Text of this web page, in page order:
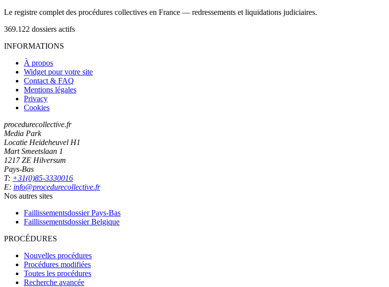
Le registre complet des procédures collectives en France — redressements et liquidations judiciaires.
369.122 dossiers actifs
INFORMATIONS
À propos
Widget pour votre site
Contact & FAQ
Mentions légales
Privacy
Cookies
procedurecollective.fr
Media Park
Locatie Heideheuvel H1
Mart Smeetslaan 1
1217 ZE Hilversum
Pays-Bas
T: +31(0)85-3330016
E: info@procedurecollective.fr
Nos autres sites
Faillissementsdossier Pays-Bas
Faillissementsdossier Belgique
PROCÉDURES
Nouvelles procédures
Procédures modifiées
Toutes les procédures
Recherche avancée